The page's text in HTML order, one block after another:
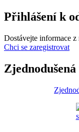
Přihlášení k
Dostávejte informace
Chci se zaregistrovat
Zjednodušená